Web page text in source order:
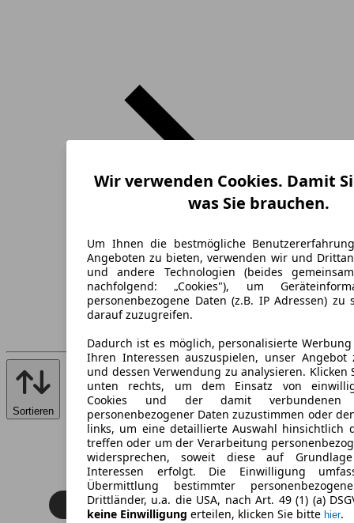
Wir verwenden Cookies. Damit
was Sie brauchen.
Um Ihnen die bestmögliche
Angeboten zu bieten, verwenden wir und
und andere Technologien (beides
nachfolgend: „Cookies"), um
personenbezogene Daten (z.B. IP Adressen) zu
darauf zuzugreifen.
Dadurch ist es möglich, personalisierte
Ihren Interessen auszuspielen, unser Angebot
und dessen Verwendung zu analysieren. Klicken
unten rechts, um dem Einsatz von
Cookies und der damit verbundenen
personenbezogener Daten zuzustimmen oder
links, um eine detaillierte Auswahl hinsichtlich
treffen oder um der Verarbeitung
widersprechen, soweit diese auf
Interessen erfolgt. Die Einwilligung
Übermittlung bestimmter
Drittländer, u.a. die USA, nach Art. 49 (1) (a)
keine Einwilligung erteilen, klicken Sie bitte hier.
Sortieren